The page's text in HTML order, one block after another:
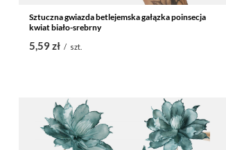
Sztuczna gwiazda betlejemska gałązka poinsecja
kwiat biało-srebrny
5,59 zł / szt.